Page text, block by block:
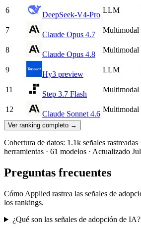
6
DeepSeek-V4-Pro
LLM
7
Claude Opus 4.7
Multimodal
8
Claude Opus 4.8
Multimodal
9
Hy3 preview
LLM
11
Step 3.7 Flash
Multimodal
12
Claude Sonnet 4.6
Multimodal
Ver ranking completo →
Cobertura de datos: 1.1k señales rastreadas
herramientas · 61 modelos · Actualizado
Preguntas frecuentes
Cómo Applied rastrea las señales de
los rankings.
¿Qué son las señales de adopción de IA?